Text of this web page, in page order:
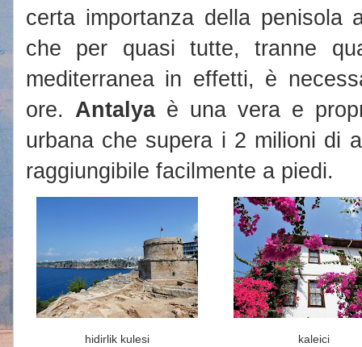
certa importanza della penisola
che per quasi tutte, tranne
mediterranea in effetti, è
ore. Antalyaè una vera e
urbana che supera i 2 milioni di
raggiungibile facilmente a piedi.
hidirlik kulesi kaleici